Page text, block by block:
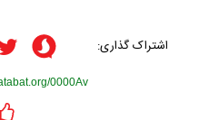
اشتراک گذاری: